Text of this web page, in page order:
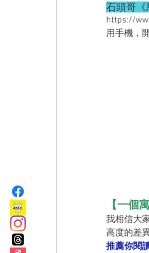
石頭哥《
https://
用手機，
【一個
我相信大
高度的差
推薦你閱